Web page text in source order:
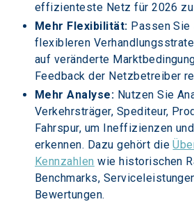
effizienteste Netz für 2026
Mehr Flexibilität: Passen Sie
flexibleren
auf veränderte
Feedback der Netzbetreiber
Mehr Analyse: Nutzen Sie
Verkehrsträger, Spediteur,
Fahrspur, um Ineffizienzen
erkennen. Dazu gehört die
Kennzahlen wie historischen
Benchmarks,
Bewertungen.